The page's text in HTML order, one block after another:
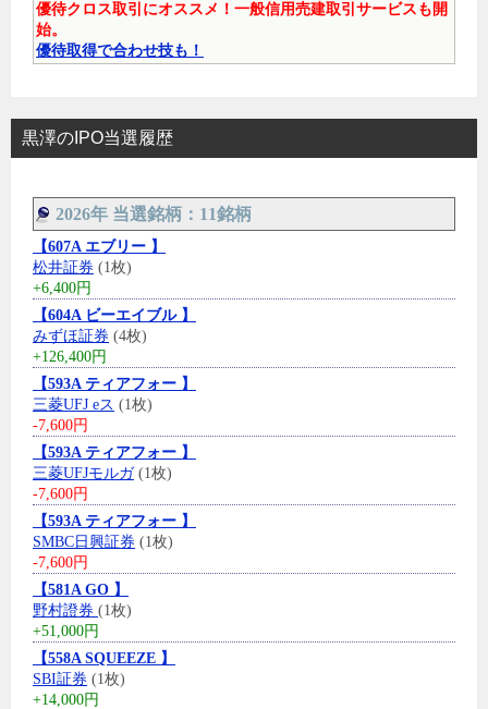
優待クロス取引にオススメ！一般信用売建取引サービスも開
始。
優待取得で合わせ技も！
黒澤のIPO当選履歴
2026年 当選銘柄：11銘柄
【607A エブリー 】
松井証券 (1枚)
+6,400円
【604A ビーエイブル 】
みずほ証券 (4枚)
+126,400円
【593A ティアフォー 】
三菱UFJ eス (1枚)
-7,600円
【593A ティアフォー 】
三菱UFJモルガ(1枚)
-7,600円
【593A ティアフォー 】
SMBC日興証券 (1枚)
-7,600円
【581A GO 】
野村證券 (1枚)
+51,000円
【558A SQUEEZE 】
SBI証券 (1枚)
+14,000円